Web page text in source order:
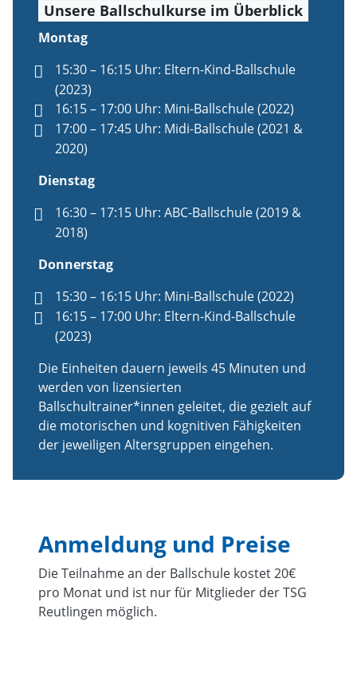
Unsere Ballschulkurse im Überblick
Montag
15:30 – 16:15 Uhr: Eltern-Kind-Ballschule
(2023)
16:15 – 17:00 Uhr: Mini-Ballschule (2022)
17:00 – 17:45 Uhr: Midi-Ballschule (2021 &
2020)
Dienstag
16:30 – 17:15 Uhr: ABC-Ballschule (2019 &
2018)
Donnerstag
15:30 – 16:15 Uhr: Mini-Ballschule (2022)
16:15 – 17:00 Uhr: Eltern-Kind-Ballschule
(2023)
Die Einheiten dauern jeweils 45 Minuten und
werden von lizensierten
Ballschultrainer*innen geleitet, die gezielt auf
die motorischen und kognitiven Fähigkeiten
der jeweiligen Altersgruppen eingehen.
Anmeldung und Preise
Die Teilnahme an der Ballschule kostet 20€
pro Monat und ist nur für Mitglieder der TSG
Reutlingen möglich.